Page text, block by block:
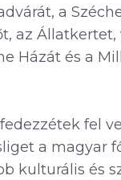
a
az
Házát és a
fel
a magyar
kulturális és